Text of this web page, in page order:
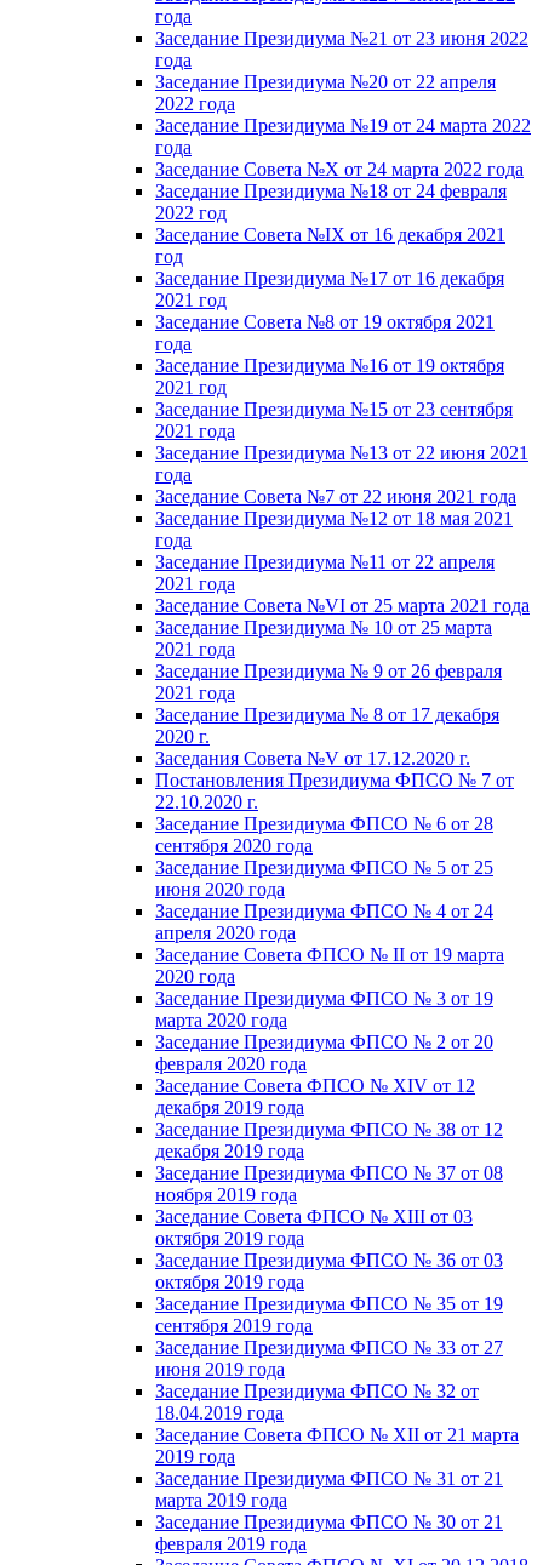
года
Заседание Президиума №21 от 23 июня 2022
года
Заседание Президиума №20 от 22 апреля
2022 года
Заседание Президиума №19 от 24 марта 2022
года
Заседание Совета №X от 24 марта 2022 года
Заседание Президиума №18 от 24 февраля
2022 год
Заседание Совета №IX от 16 декабря 2021
год
Заседание Президиума №17 от 16 декабря
2021 год
Заседание Совета №8 от 19 октября 2021
года
Заседание Президиума №16 от 19 октября
2021 год
Заседание Президиума №15 от 23 сентября
2021 года
Заседание Президиума №13 от 22 июня 2021
года
Заседание Совета №7 от 22 июня 2021 года
Заседание Президиума №12 от 18 мая 2021
года
Заседание Президиума №11 от 22 апреля
2021 года
Заседание Совета №VI от 25 марта 2021 года
Заседание Президиума № 10 от 25 марта
2021 года
Заседание Президиума № 9 от 26 февраля
2021 года
Заседание Президиума № 8 от 17 декабря
2020 г.
Заседания Совета №V от 17.12.2020 г.
Постановления Президиума ФПСО № 7 от
22.10.2020 г.
Заседание Президиума ФПСО № 6 от 28
сентября 2020 года
Заседание Президиума ФПСО № 5 от 25
июня 2020 года
Заседание Президиума ФПСО № 4 от 24
апреля 2020 года
Заседание Совета ФПСО № II от 19 марта
2020 года
Заседание Президиума ФПСО № 3 от 19
марта 2020 года
Заседание Президиума ФПСО № 2 от 20
февраля 2020 года
Заседание Совета ФПСО № XIV от 12
декабря 2019 года
Заседание Президиума ФПСО № 38 от 12
декабря 2019 года
Заседание Президиума ФПСО № 37 от 08
ноября 2019 года
Заседание Совета ФПСО № XIII от 03
октября 2019 года
Заседание Президиума ФПСО № 36 от 03
октября 2019 года
Заседание Президиума ФПСО № 35 от 19
сентября 2019 года
Заседание Президиума ФПСО № 33 от 27
июня 2019 года
Заседание Президиума ФПСО № 32 от
18.04.2019 года
Заседание Совета ФПСО № XII от 21 марта
2019 года
Заседание Президиума ФПСО № 31 от 21
марта 2019 года
Заседание Президиума ФПСО № 30 от 21
февраля 2019 года